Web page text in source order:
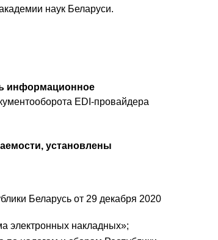
наук Беларуси.
информационное
EDI-провайдера
установлены
Беларусь от 29 декабря 2020
электронных накладных»;